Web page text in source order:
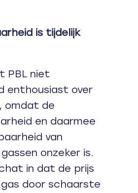
is tijdelijk
PBL niet
enthousiast over
omdat de
en daarmee
van
onzeker is.
in dat de prijs
door schaarste